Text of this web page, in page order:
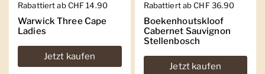
Regulärer Preis
Rabattiert ab CHF 14.90
Warwick Three Cape
Ladies
Jetzt kaufen
Regulärer Preis
Rabattiert ab CHF 36.90
Boekenhoutskloof
Cabernet Sauvignon
Stellenbosch
Jetzt kaufen